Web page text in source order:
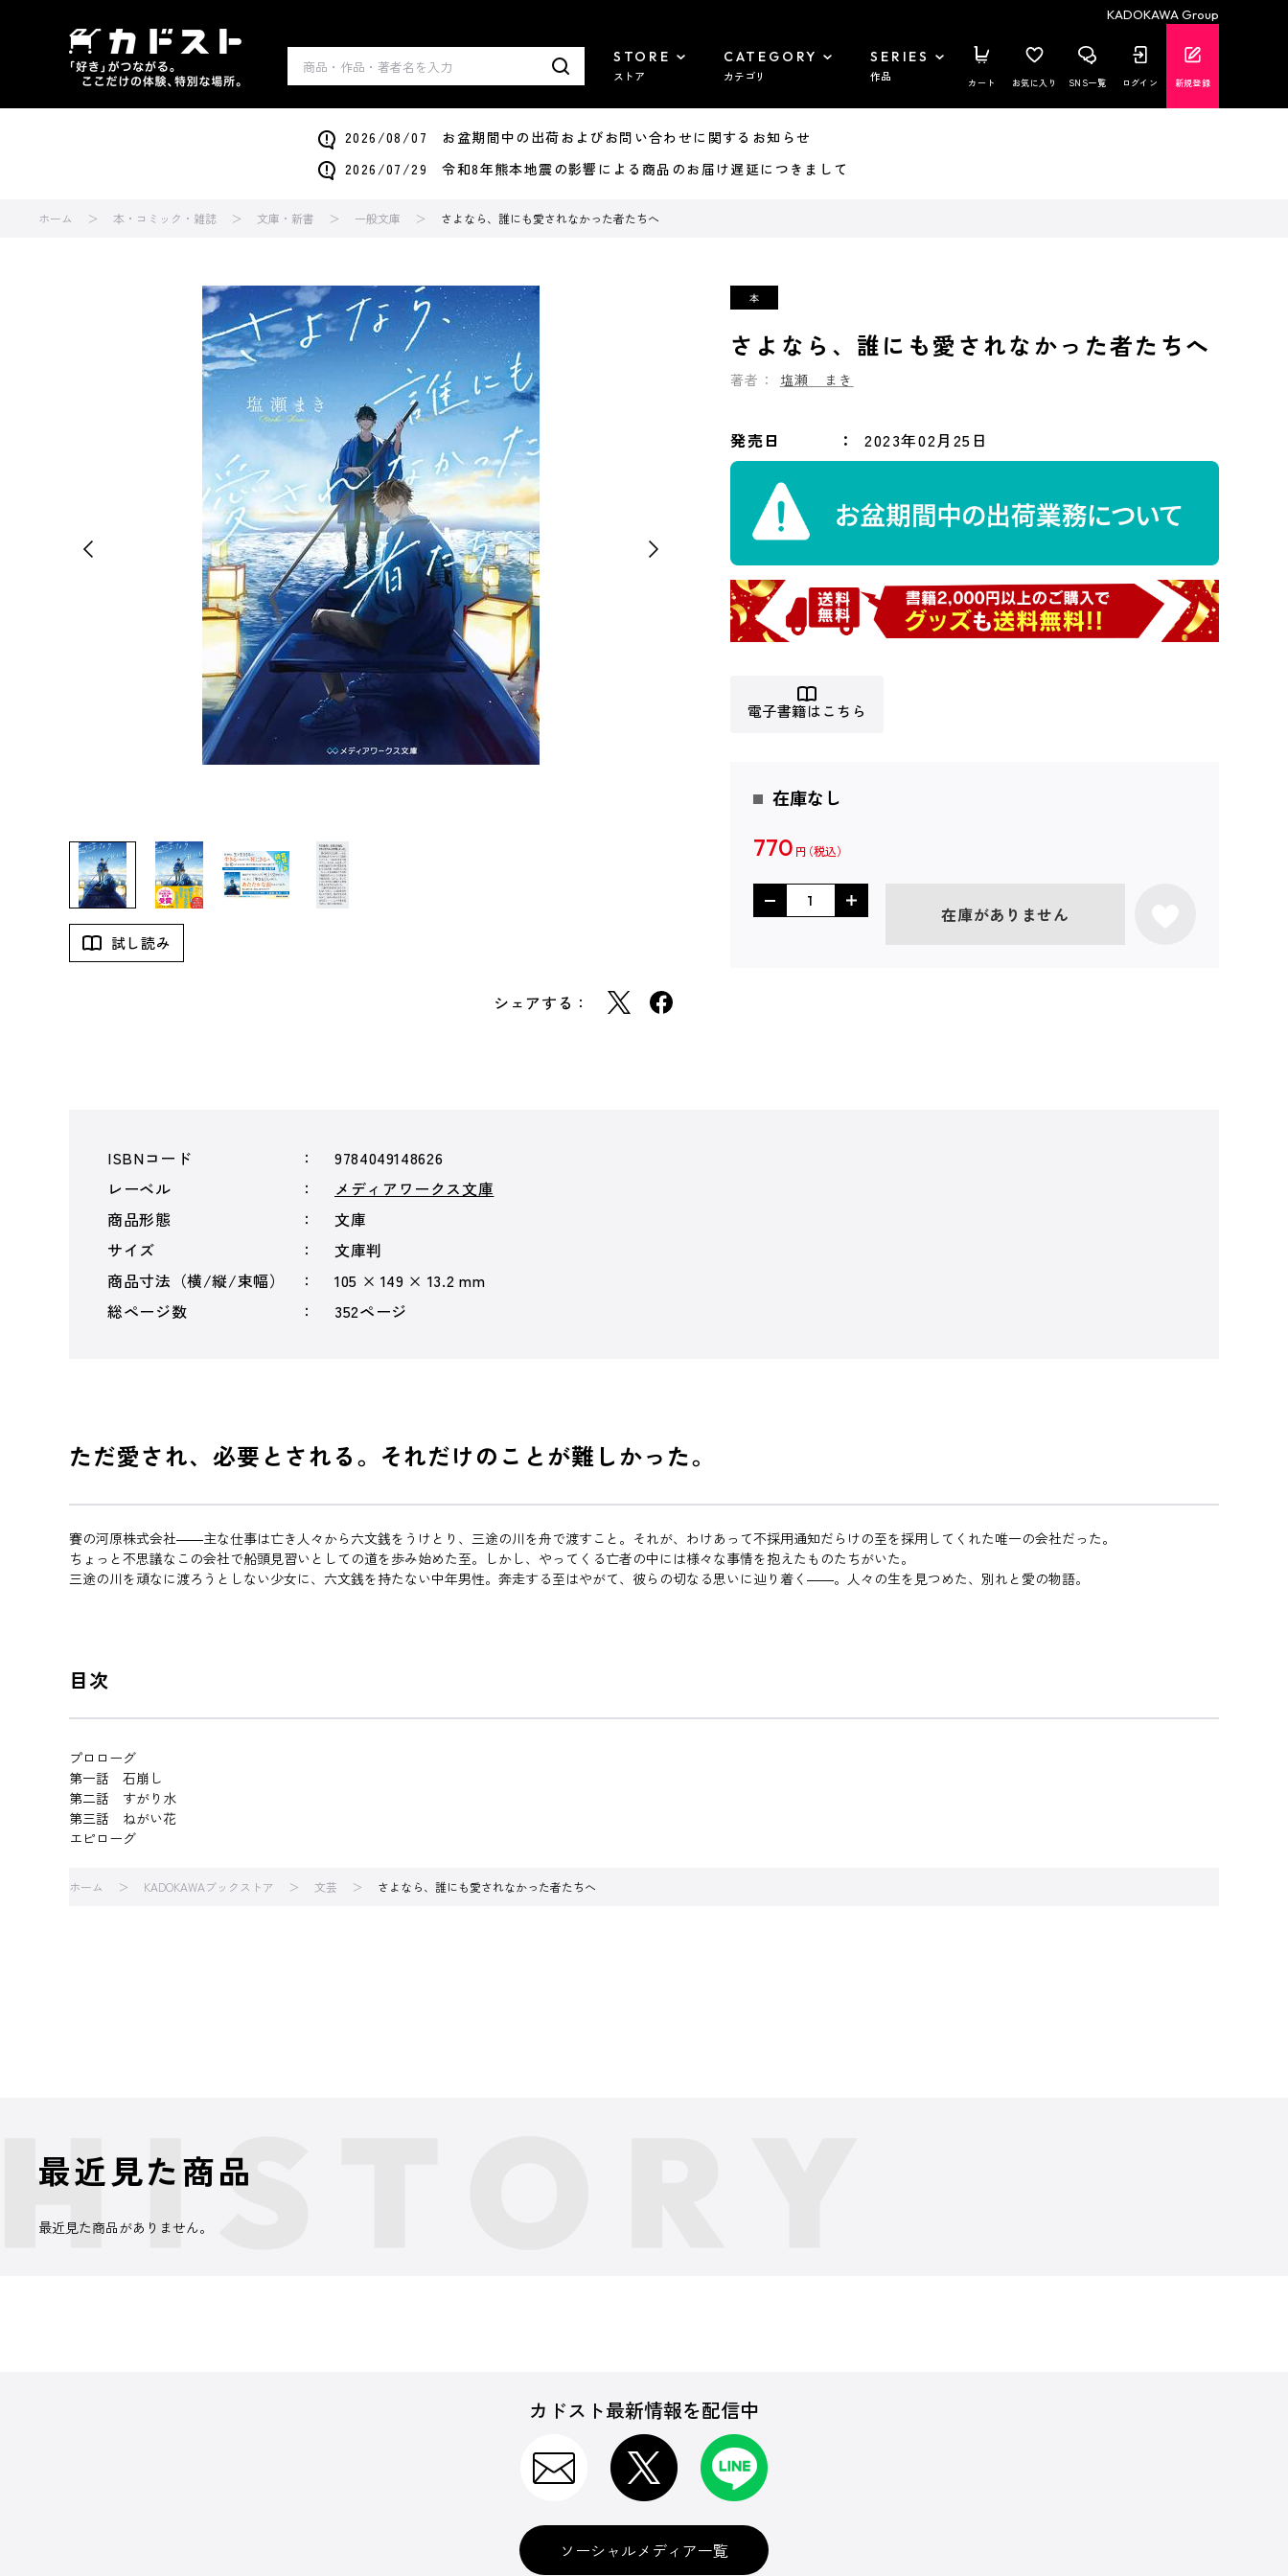
KADOKAWA Group
STORE
ストア
CATEGORY
カテゴリ
SERIES
作品 カート お気に入り SNS一覧 ログイン 新規登録
2026/08/07 お盆期間中の出荷およびお問い合わせに関するお知らせ
2026/07/29 令和8年熊本地震の影響による商品のお届け遅延につきまして
ホーム 本・コミック・雑誌 文庫・新書 一般文庫 さよなら、誰にも愛されなかった者たちへ
試し読み
シェアする：
さよなら、誰にも愛されなかった者たちへ
著者： 塩瀬 まき
発売日 2023年02月25日
電子書籍はこちら
在庫なし
770 円
在庫がありません
ISBNコード
9784049148626
レーベル
メディアワークス文庫
商品形態
文庫
サイズ
文庫判
商品寸法（横/縦/束幅）
105 × 149 × 13.2 mm
総ページ数
352ページ
ただ愛され、必要とされる。それだけのことが難しかった。
賽の河原株式会社――主な仕事は亡き人々から六文銭をうけとり、三途の川を舟で渡すこと。それが、わけあって不採用通知だらけの至を採用してくれた唯一の会社だった。
ちょっと不思議なこの会社で船頭見習いとしての道を歩み始めた至。しかし、やってくる亡者の中には様々な事情を抱えたものたちがいた。
三途の川を頑なに渡ろうとしない少女に、六文銭を持たない中年男性。奔走する至はやがて、彼らの切なる思いに辿り着く――。人々の生を見つめた、別れと愛の物語。
目次
プロローグ
第一話 石崩し
第二話 すがり水
第三話 ねがい花
エピローグ
ホーム KADOKAWAブックストア 文芸 さよなら、誰にも愛されなかった者たちへ
最近見た商品
最近見た商品がありません。
カドスト最新情報を配信中
ソーシャルメディア一覧